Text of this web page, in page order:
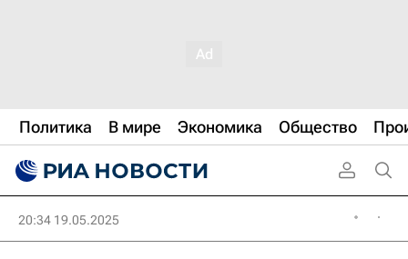
Политика В мире Экономика Общество
20:34 19.05.2025